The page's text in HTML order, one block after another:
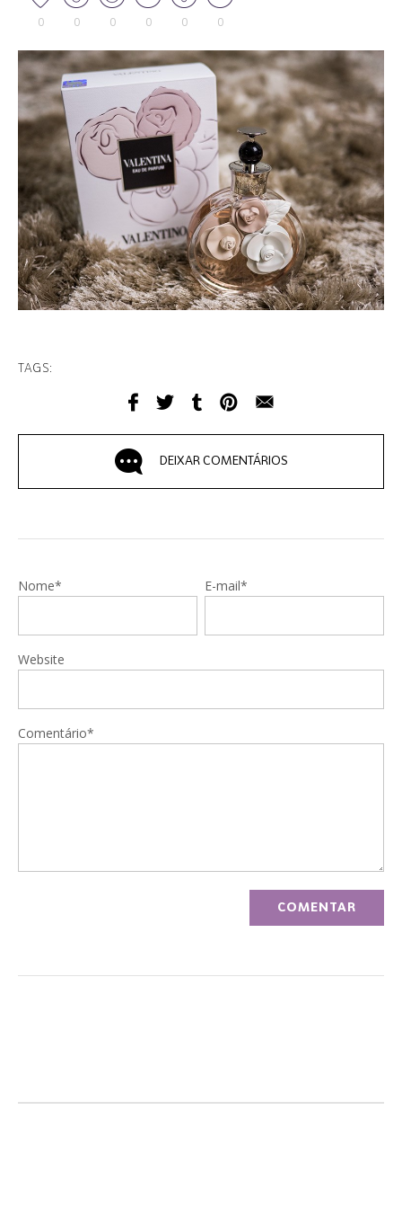
0 0 0 0 0 0
TAGS:
DEIXAR COMENTÁRIOS
Nome* E-mail*
Website
Comentário*